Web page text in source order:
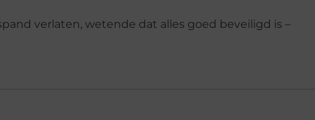
verlaten, wetende dat alles goed beveiligd is –